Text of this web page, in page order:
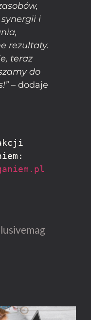
i
rezultaty.
teraz
do
– dodaje